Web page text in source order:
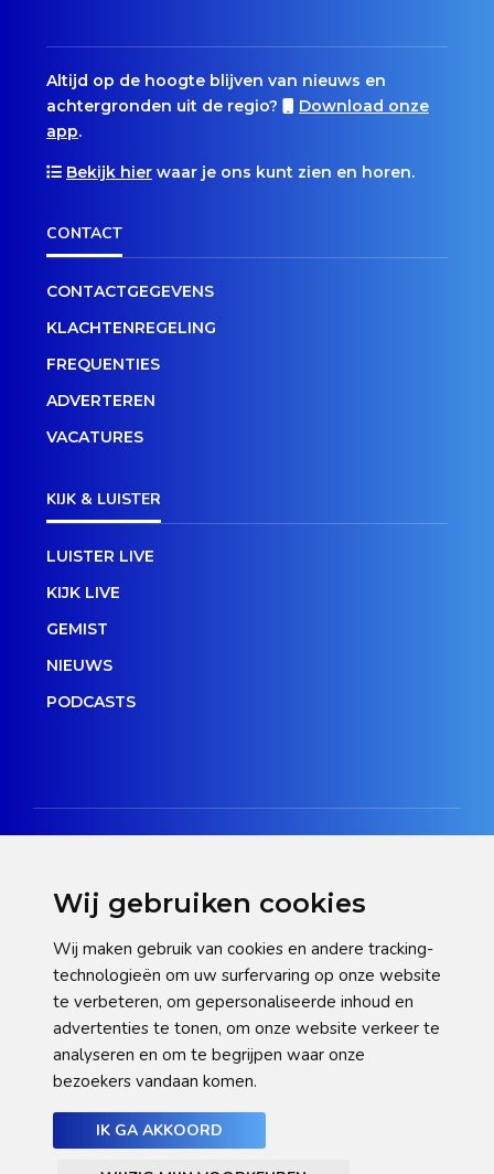
Wij gebruiken cookies
Wij maken gebruik van cookies en andere tracking-
technologieën om uw surfervaring op onze website
te verbeteren, om gepersonaliseerde inhoud en
advertenties te tonen, om onze website verkeer te
analyseren en om te begrijpen waar onze
bezoekers vandaan komen.
IK GA AKKOORD
Altijd op de hoogte blijven van nieuws en
achtergronden uit de regio?
Download onze
app.
Bekijk hier waar je ons kunt zien en horen.
CONTACT
CONTACTGEGEVENS
KLACHTENREGELING
FREQUENTIES
ADVERTEREN
VACATURES
KIJK & LUISTER
LUISTER LIVE
KIJK LIVE
GEMIST
NIEUWS
PODCASTS
Privacy verklaring
Cookie statement
Pas hier uw cookie-instellingen aan